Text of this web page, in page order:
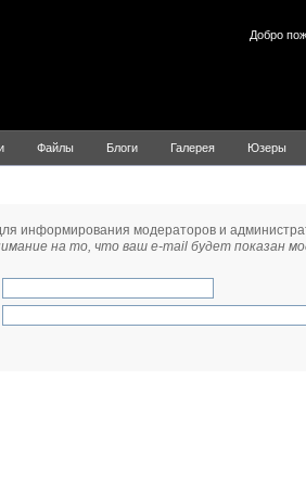
Добро
Файлы Блоги Галерея Юзеры
информирования модераторов и
на то, что ваш e-mail будет показан